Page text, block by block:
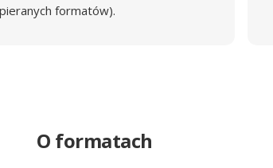
formatów).
O formatach